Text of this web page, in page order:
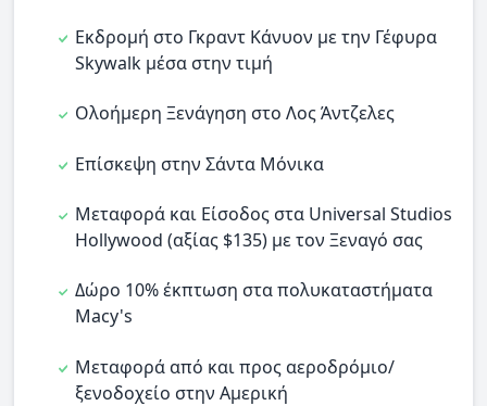
Εκδρομή στο Γκραντ Κάνυον με την Γέφυρα
Skywalk μέσα στην τιμή
Ολοήμερη Ξενάγηση στο Λος Άντζελες
Επίσκεψη στην Σάντα Μόνικα
Μεταφορά και Είσοδος στα Universal Studios
Hollywood (αξίας $135) με τον Ξεναγό σας
Δώρο 10% έκπτωση στα πολυκαταστήματα
Macy's
Μεταφορά από και προς αεροδρόμιο/
ξενοδοχείο στην Αμερική